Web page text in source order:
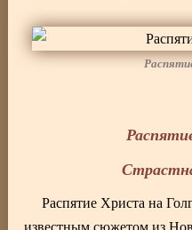
Распятие Христа на
известным сюжетом из